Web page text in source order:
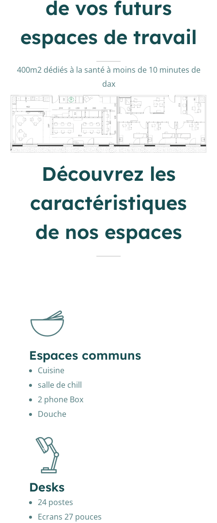
de vos futurs
espaces de travail
400m2 dédiés à la santé à moins de 10 minutes de
dax
Découvrez les
caractéristiques
de nos espaces
Espaces communs
Cuisine
salle de chill
2 phone Box
Douche
Desks
24 postes
Ecrans 27 pouces